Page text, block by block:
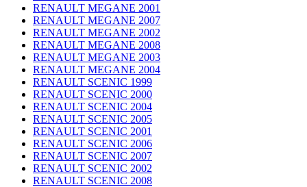
RENAULT MEGANE 2001
RENAULT MEGANE 2007
RENAULT MEGANE 2002
RENAULT MEGANE 2008
RENAULT MEGANE 2003
RENAULT MEGANE 2004
RENAULT SCENIC 1999
RENAULT SCENIC 2000
RENAULT SCENIC 2004
RENAULT SCENIC 2005
RENAULT SCENIC 2001
RENAULT SCENIC 2006
RENAULT SCENIC 2007
RENAULT SCENIC 2002
RENAULT SCENIC 2008